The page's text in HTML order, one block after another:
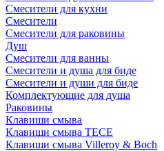
Смесители для кухни
Смесители
Смесители для раковины
Душ
Смесители для ванны
Смесители и душа для биде
Смесители и души для биде
Комплектующие для душа
Раковины
Клавиши смыва
Клавиши смыва TECE
Клавиши смыва Villeroy & Boch